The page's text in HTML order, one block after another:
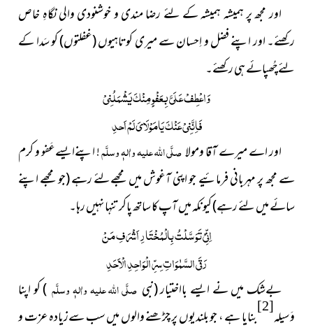
اور مجھ پر ہمیشہ ہمیشہ کے لئے رضا مندی و خوشنودی والی نگاہِ خاص
رکھئے۔ اور اپنے فضل و اِحسان سے میری کوتاہیوں(غفلتوں)کو سَدا کے
لئے چُھپائے ہی رکھئے۔
وَاعْطِفْ عَلَیَّ بِعَفْوٍ مِنْکَ یَشْمَلُنِیْ
فَاِنَّنِیْ عَنْکَ یَامَوْلَایَ لَمْ اَحدِ
اور اے میرے آقا ومولاصلَّی اللہ علیہ واٰلہٖ وسلَّم! اپنےایسےعَفو و کرم
سے مجھ پر مہربانی فرمائیے جو اپنی آغوش میں مجھےلئے رہے(جو مجھے اپنے
سائے میں لئے رہے)کیونکہ میں آپ کا ساتھ پاکر تنہا نہیں رہا۔
اِنِّیْ تَوَسَّلْتُ بِالْمُخْتَارِ اَشْرَفِ مَنْ
رَقَی السَّمٰوَاتِ سِرِّ الْوَاحِدِ الْاَحَدِ
بےشک میں نے ایسے بااختیار(نبی صلَّی اللہ علیہ واٰلہٖ وسلَّم )کو اپنا
وَسیلہ[2]بنایا ہے ، جو بلندیوں پر چڑھنے والوں میں سب سےزیادہ عزت و